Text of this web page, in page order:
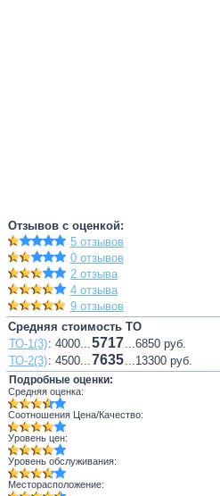
Отзывов с оценкой:
5 отзывов
0 отзывов
2 отзыва
4 отзыва
9 отзывов
Средняя стоимость ТО
ТО-1(3): 4000...5717...6850 руб.
ТО-2(3): 4500...7635...13300 руб.
Подробные оценки:
Средняя оценка:
Соотношения Цена/Качество:
Уровень цен:
Уровень обслуживания:
Месторасположение: